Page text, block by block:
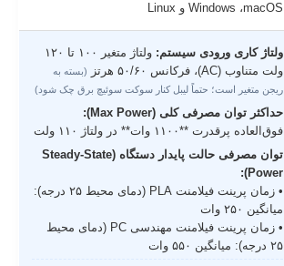
Windows ،macOS و Linux
ولتاژ کاری ورودی سیستم:
ولتاژ متغیر ۱۰۰ تا ۱۲۰
ولت متناوب (AC)، فرکانس ۵۰/۶۰ هرتز
(بسته به
ریجن متغیر است؛ حتماً لیبل کنار سوکت سوئیچ برق چک شود)
حداکثر توان مصرفی کلی (Max Power):
فوق‌العاده پرقدرت **۱۱۰۰ وات** در ولتاژ ۱۱۰ ولت
توان مصرفی حالت پایدار دستگاه (Steady-State
Power):
• زمان پرینت فیلامنت PLA (دمای محیط ۲۵ درجه):
میانگین ۲۵۰ وات
• زمان پرینت فیلامنت مهندسی PC (دمای محیط
۲۵ درجه): میانگین ۵۵۰ وات